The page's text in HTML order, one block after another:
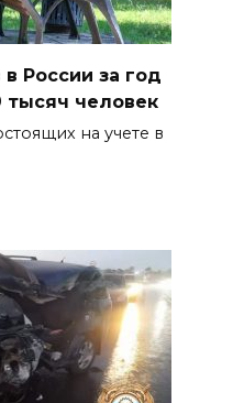
России за год
тысяч человек
на учете в